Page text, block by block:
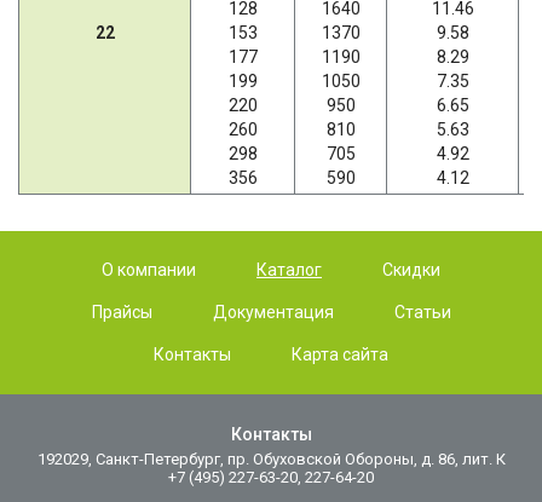
22
128
153
177
199
220
260
298
356
1640
1370
1190
1050
950
810
705
590
11.46
9.58
8.29
7.35
6.65
5.63
4.92
4.12
О компании Каталог Скидки
Прайсы Документация Статьи
Контакты Карта сайта
Контакты
192029, Санкт-Петербург, пр. Обуховской Обороны, д. 86, лит. К
+7 (495) 227-63-20, 227-64-20